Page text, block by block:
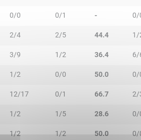
0/0 0/1 - 0/
2/4 2/5 44.4 1/
3/9 1/2 36.4 6/
1/2 0/0 50.0 0/
12/17 0/1 66.7 2/
1/2 1/5 28.6 0/
1/2 1/2 50.0 0/